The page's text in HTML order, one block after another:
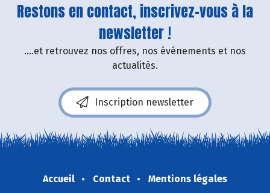
Restons en contact, inscrivez-vous à la
newsletter !
....et retrouvez nos offres, nos événements et nos
actualités.
Inscription newsletter
Accueil Contact
Mentions légales